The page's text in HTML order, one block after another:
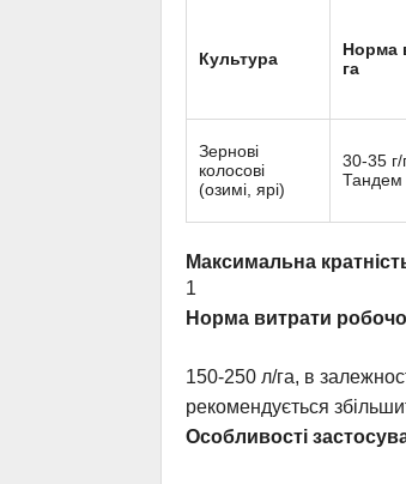
Культура
Норма
га
Зернові
колосові
(озимі, ярі)
30-35
Тандем
Максимальна
1
Норма витрати
150-250 л/га, в
рекомендується
Особливостi